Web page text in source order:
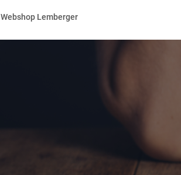
Webshop Lemberger